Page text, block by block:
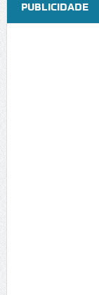
PUBLICIDADE